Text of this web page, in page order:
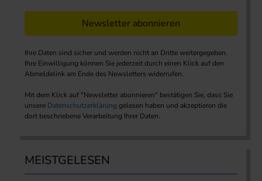
Newsletter abonnieren
Ihre Daten sind sicher und werden nicht an Dritte weitergegeben.
Ihre Einwilligung können Sie jederzeit durch einen Klick auf den
Abmeldelink am Ende des Newsletters widerrufen.
Mit dem Klick auf "Newsletter abonnieren" bestätigen Sie, dass Sie
unsere Datenschutzerklärung gelesen haben und akzeptieren die
dort beschriebene Verarbeitung Ihrer Daten.
MEISTGELESEN